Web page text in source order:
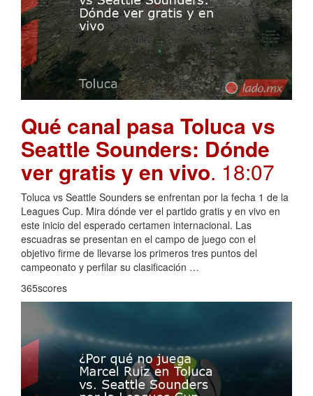
Qué canal pasa Toluca vs
Seattle Sounders: Dónde
ver gratis y en vivo. 18:07
Toluca vs Seattle Sounders se enfrentan por la fecha 1 de la
Leagues Cup. Mira dónde ver el partido gratis y en vivo en
este inicio del esperado certamen internacional. Las
escuadras se presentan en el campo de juego con el
objetivo firme de llevarse los primeros tres puntos del
campeonato y perfilar su clasificación …
365scores